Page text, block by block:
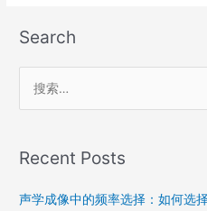
究
|
声
Search
Recent Posts
声学成像中的频率选择：如何选